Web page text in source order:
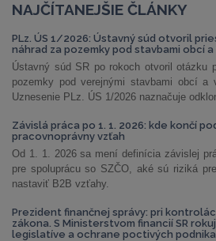
NAJČÍTANEJŠIE ČLÁNKY
PLz. ÚS 1/2026: Ústavný súd otvoril
náhrad za pozemky pod stavbami obcí a
Ústavný súd SR po rokoch otvoril otázku
pozemky pod verejnými stavbami obcí a
Uznesenie PLz. ÚS 1/2026 naznačuje
Závislá práca po 1. 1. 2026: kde končí
pracovnoprávny vzťah
Od 1. 1. 2026 sa mení definícia závislej
pre spoluprácu so SZČO, aké sú riziká
nastaviť B2B vzťahy.
Prezident finančnej správy: pri
zákona. S Ministerstvom financií SR
legislatíve a ochrane poctivých